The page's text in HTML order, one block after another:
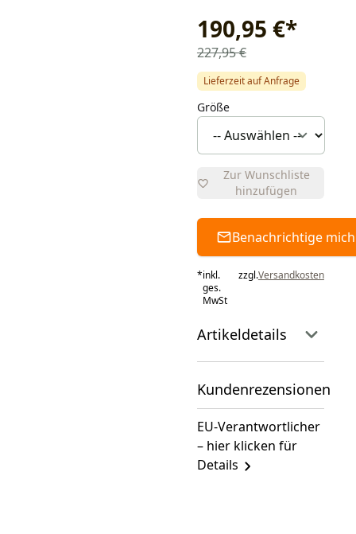
190,95 €*
227,95 €
Lieferzeit auf Anfrage
Größe
Zur Wunschliste
hinzufügen
Benachrichtige mich
*inkl.
ges.
MwSt
zzgl.Versandkosten
Artikeldetails
Kundenrezensionen
EU-Verantwortlicher
– hier klicken für
Details